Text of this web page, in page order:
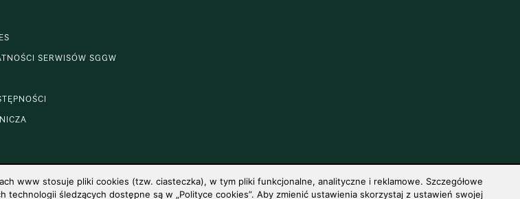
SERWISÓW SGGW
www stosuje pliki cookies (tzw. ciasteczka), w tym pliki funkcjonalne, analityczne i reklamowe. Szczegółowe
śledzących dostępne są w „Polityce cookies”. Aby zmienić ustawienia skorzystaj z ustawień swojej